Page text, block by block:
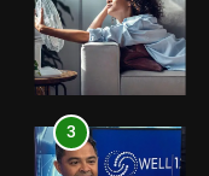
3